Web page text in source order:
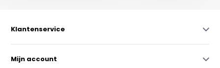
Klantenservice
Mijn account